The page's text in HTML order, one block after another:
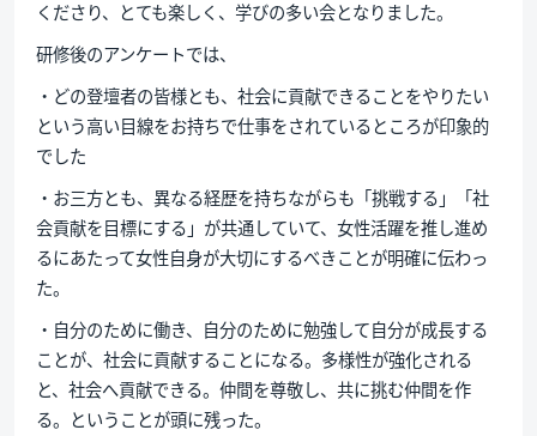
くださり、とても楽しく、学びの多い会となりました。
研修後のアンケートでは、
・どの登壇者の皆様とも、社会に貢献できることをやりたい
という高い目線をお持ちで仕事をされているところが印象的
でした
・お三方とも、異なる経歴を持ちながらも「挑戦する」「社
会貢献を目標にする」が共通していて、女性活躍を推し進め
るにあたって女性自身が大切にするべきことが明確に伝わっ
た。
・自分のために働き、自分のために勉強して自分が成長する
ことが、社会に貢献することになる。多様性が強化される
と、社会へ貢献できる。仲間を尊敬し、共に挑む仲間を作
る。ということが頭に残った。